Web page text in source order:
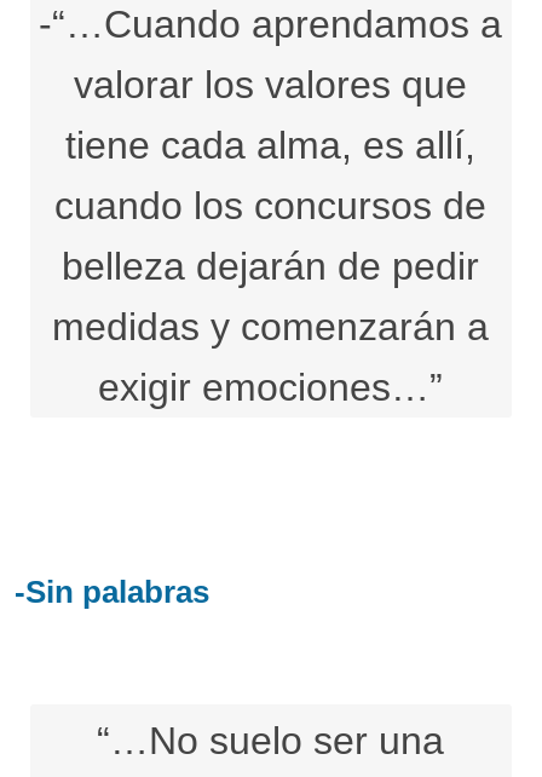
-“…Cuando aprendamos a
valorar los valores que
tiene cada alma, es allí,
cuando los concursos de
belleza dejarán de pedir
medidas y comenzarán a
exigir emociones…”
-Sin palabras
“…No suelo ser una